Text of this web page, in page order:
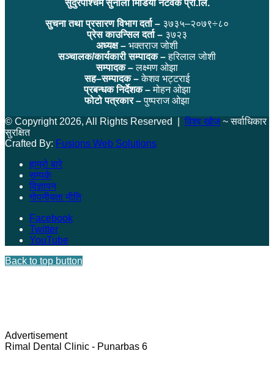
सुदुरपश्चिम सुनौलो मिडिया नेटवर्क प्रा.लि.
सुचना तथा प्रसारण विभाग दर्ता – ३७३५–२०७९÷८०
प्रेस काउन्सिल दर्ता – ३७२३
अध्यक्ष – भक्तराज जोशी
सञ्चालक/कार्यकारी सम्पादक –हरिलाल जोशी
सम्पादक –लक्ष्मण ओझा
सह–सम्पादक –केशव भट्टराई
प्रबन्धक निर्देशक –मोहन ओझा
फोटो पत्रकार –पुष्पराज ओझा
© Copyright 2026, All Rights Reserved | विश्व खोज~ सर्वाधिकार
सुरक्षित
Crafted By: Fusions Web Solutions
हाम्रो बारे
सम्पर्क
विज्ञापन
गोपनीयता नीति
Facebook
Twitter
YouTube
Back to top button
Advertisement
Rimal Dental Clinic - Punarbas 6